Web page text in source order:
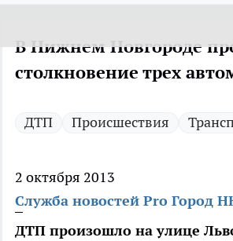
В Нижнем Новгороде
столкновение трех
ДТП Происшествия
2 октября 2013
Служба новостей Pro Город
ДТП произошло на улице